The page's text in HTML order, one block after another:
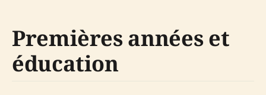
Premières années et
éducation